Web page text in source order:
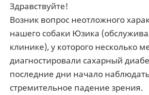
Здравствуйте!
Возник вопрос неотложного
нашего собаки Юзика
клинике), у которого несколько
диагностировали сахарный
последние дни начало
стремительное падение зрения.